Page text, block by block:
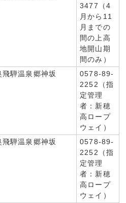
3477（4
月から11
月までの
間の上高
地開山期
間のみ）
飛騨温泉郷神坂
0578-89-
2252（指
定管理
者：新穂
高ロープ
ウェイ）
飛騨温泉郷神坂
0578-89-
2252（指
定管理
者：新穂
高ロープ
ウェイ）